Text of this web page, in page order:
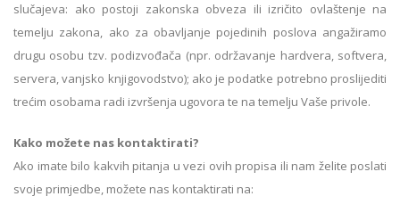
slučajeva: ako postoji zakonska obveza ili izričito ovlaštenje na
temelju zakona, ako za obavljanje pojedinih poslova angažiramo
drugu osobu tzv. podizvođača (npr. održavanje hardvera, softvera,
servera, vanjsko knjigovodstvo); ako je podatke potrebno proslijediti
trećim osobama radi izvršenja ugovora te na temelju Vaše privole.
Kako možete nas kontaktirati?
Ako imate bilo kakvih pitanja u vezi ovih propisa ili nam želite poslati
svoje primjedbe, možete nas kontaktirati na: